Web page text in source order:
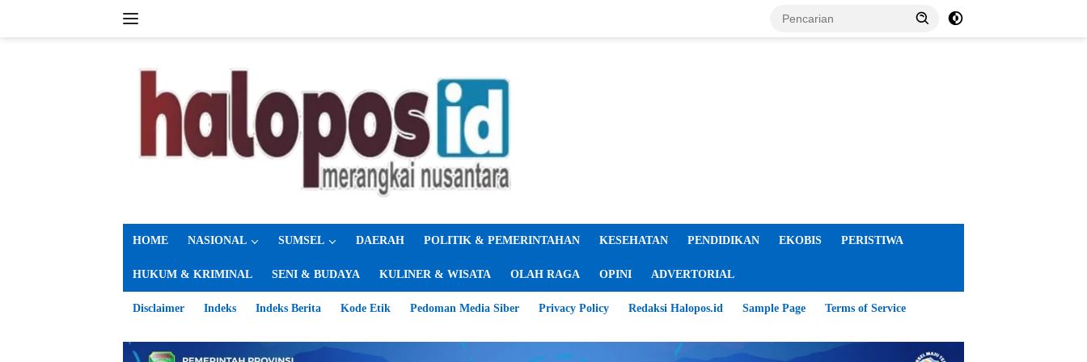
HOME NASIONAL SUMSEL DAERAH POLITIK & PEMERINTAHAN KESEHATAN PENDIDIKAN EKOBIS PERISTIWA
HUKUM & KRIMINAL SENI & BUDAYA KULINER & WISATA OLAH RAGA OPINI ADVERTORIAL
Disclaimer Indeks Indeks Berita Kode Etik Pedoman Media Siber Privacy Policy Redaksi Halopos.id Sample Page Terms of Service